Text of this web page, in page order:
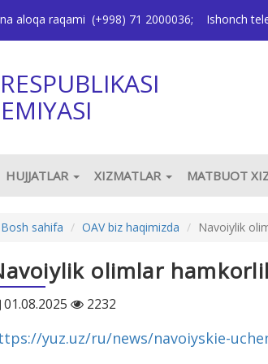
aloqa raqami (+998) 71 2000036; Ishonch
HUJJATLAR XIZMATLAR MATBUOT
Bosh sahifa OAV biz haqimizda Navoiylik
olimlar
01.08.2025 2232
yuz.uz/ru/news/navoiyskie-